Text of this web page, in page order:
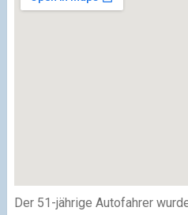
Der 51-jährige Autofahrer